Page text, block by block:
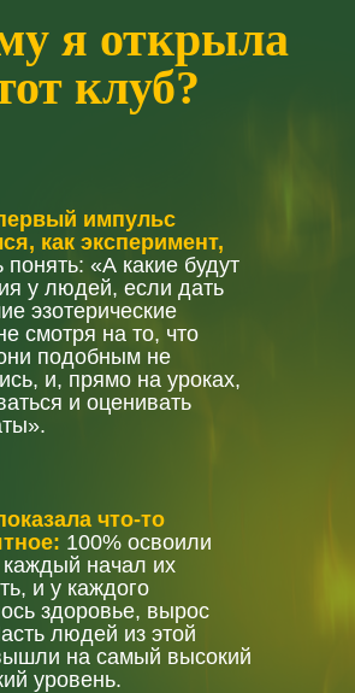
я открыла
клуб?
импульс
как эксперимент,
понять: «А какие будут
у людей, если дать
эзотерические
смотря на то, что
подобным не
и, прямо на уроках,
и оценивать
что-то
100% освоили
каждый начал их
и у каждого
здоровье, вырос
людей из этой
на самый высокий
уровень.